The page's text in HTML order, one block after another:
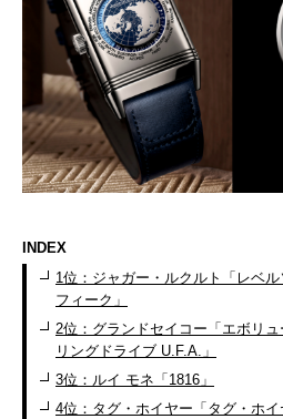
INDEX
1位：ジャガー・ルクルト「レベ
フィーク」
2位：グランドセイコー「エボリ
リングドライブ U.F.A.」
3位：ルイ モネ「1816」
4位：タグ・ホイヤー「タグ・ホ